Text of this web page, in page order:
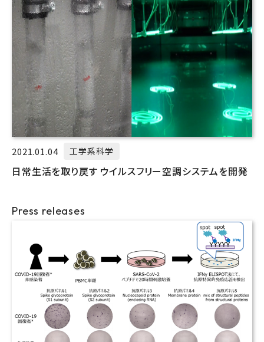
2021.01.04 工学系科学
日常生活を取り戻す ウイルスフリー空調システムを開発
Press releases